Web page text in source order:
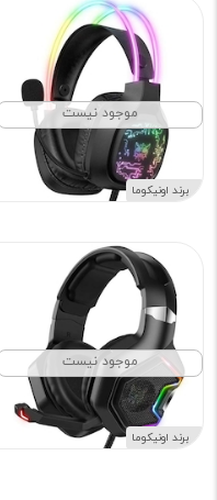
موجود نیست
برند اونیکوما
موجود نیست
برند اونیکوما